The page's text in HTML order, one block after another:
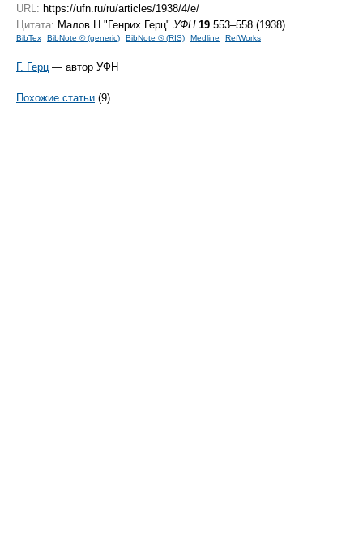
URL: https://ufn.ru/ru/articles/1938/4/e/
Цитата: Малов Н "Генрих Герц" УФН 19 553–558 (1938)
BibTex BibNote ® (generic) BibNote ® (RIS) Medline RefWorks
Г. Герц — автор УФН
Похожие статьи (9)